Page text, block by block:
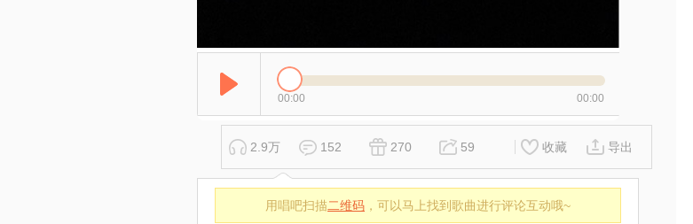
00:00 00:00
2.9万 152 270 59 收藏 导出
用唱吧扫描二维码 ，可以马上找到歌曲进行评论互动哦~